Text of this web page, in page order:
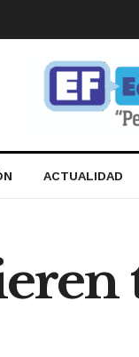
ACTUALIDAD